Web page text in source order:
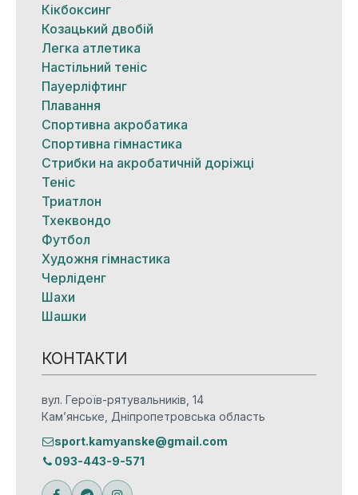
Кікбоксинг
Козацький двобій
Легка атлетика
Настільний теніс
Пауерліфтинг
Плавання
Спортивна акробатика
Спортивна гімнастика
Стрибки на акробатичній доріжці
Теніс
Триатлон
Тхеквондо
Футбол
Художня гімнастика
Черліденг
Шахи
Шашки
КОНТАКТИ
вул. Героїв-рятувальників, 14
Кам’янське, Дніпропетровська область
sport.kamyanske@gmail.com
093-443-9-571